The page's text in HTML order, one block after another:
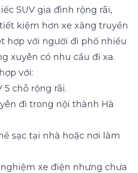
SUV gia đình rộng rãi,
kiệm hơn xe xăng truyền
hợp với người đi phố nhiều
xuyên có nhu cầu đi xa.
với:
5 chỗ rộng rãi.
đi trong nội thành Hà
sạc tại nhà hoặc nơi làm
xe điện nhưng chưa